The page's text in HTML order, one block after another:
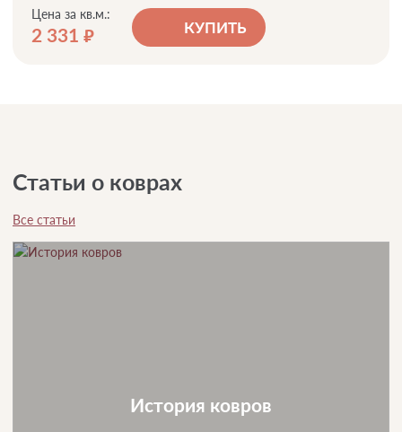
Цена за кв.м.:
2 331 руб. КУПИТЬ
Статьи о коврах
Все статьи
История ковров